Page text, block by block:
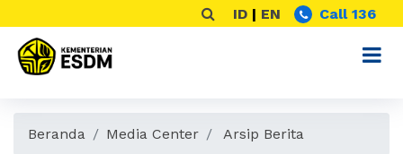
ID | EN Call 136
Beranda Media Center Arsip Berita